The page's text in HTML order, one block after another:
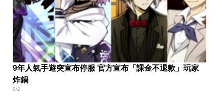
9年人氣手遊突宣布停服 官方宣布「課金不退款」玩家
炸鍋
8/2